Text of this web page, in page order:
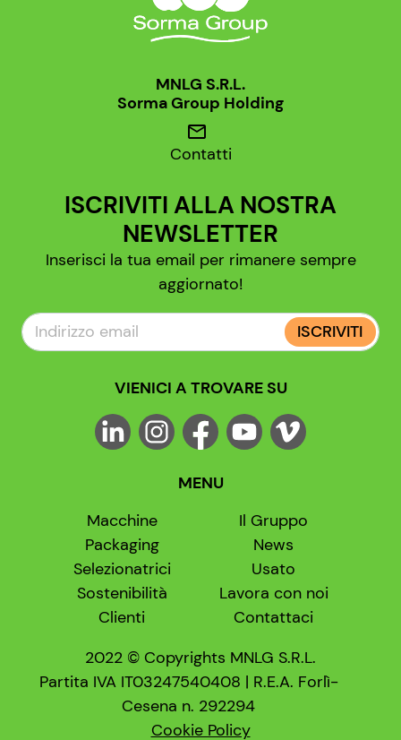
MNLG S.R.L.
Sorma Group Holding
mail
Contatti
ISCRIVITI ALLA NOSTRA
NEWSLETTER
Inserisci la tua email per rimanere sempre
aggiornato!
ISCRIVITI
VIENICI A TROVARE SU
MENU
Macchine
Packaging
Selezionatrici
Sostenibilità
Clienti
Il Gruppo
News
Usato
Lavora con noi
Contattaci
2022 © Copyrights MNLG S.R.L.
Partita IVA IT03247540408 | R.E.A. Forlì-
Cesena n. 292294
Cookie Policy